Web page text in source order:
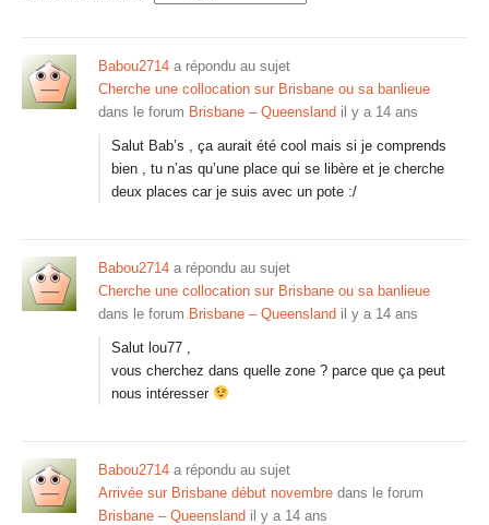
Babou2714 a répondu au sujet
Cherche une collocation sur Brisbane ou sa banlieue
dans le forum Brisbane – Queensland il y a 14 ans
Salut Bab’s , ça aurait été cool mais si je comprends
bien , tu n’as qu’une place qui se libère et je cherche
deux places car je suis avec un pote :/
Babou2714 a répondu au sujet
Cherche une collocation sur Brisbane ou sa banlieue
dans le forum Brisbane – Queensland il y a 14 ans
Salut lou77 ,
vous cherchez dans quelle zone ? parce que ça peut
nous intéresser
Babou2714 a répondu au sujet
Arrivée sur Brisbane début novembre dans le forum
Brisbane – Queensland il y a 14 ans